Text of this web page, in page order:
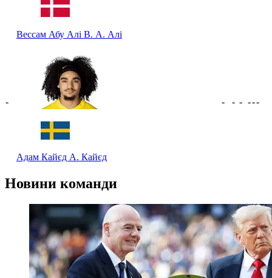
Вессам Абу Алі В. А. Алі
-
Адам Кайєд А. Кайєд
- - - ---
Новини команди